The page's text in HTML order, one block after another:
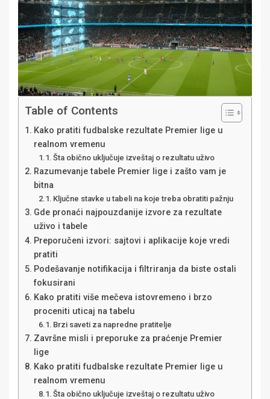
Table of Contents
Kako pratiti fudbalske rezultate Premier lige u
realnom vremenu
Šta obično uključuje izveštaj o rezultatu uživo
Razumevanje tabele Premier lige i zašto vam je
bitna
Ključne stavke u tabeli na koje treba obratiti pažnju
Gde pronaći najpouzdanije izvore za rezultate
uživo i tabele
Preporučeni izvori: sajtovi i aplikacije koje vredi
pratiti
Podešavanje notifikacija i filtriranja da biste ostali
fokusirani
Kako pratiti više mečeva istovremeno i brzo
proceniti uticaj na tabelu
Brzi saveti za napredne pratitelje
Završne misli i preporuke za praćenje Premier
lige
Kako pratiti fudbalske rezultate Premier lige u
realnom vremenu
Šta obično uključuje izveštaj o rezultatu uživo